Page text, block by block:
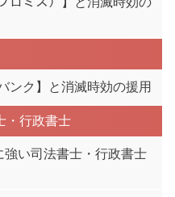
ンク】と消滅時効の援用
・行政書士
い司法書士・行政書士